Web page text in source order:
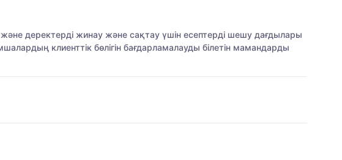
деректерді жинау және сақтау үшін есептерді шешу дағдылары
клиенттік бөлігін бағдарламалауды білетін мамандарды